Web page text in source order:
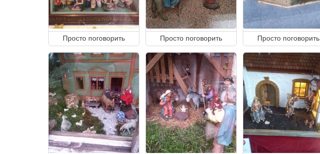
Просто поговорить Просто поговорить Просто поговорить